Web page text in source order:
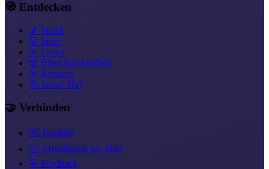
🧭 Entdecken
🎵 Musik
💡 Input
🌱 Leben
📖 Bibel-Konkordanz
🎯 Konzept
🤔 Jesus? Hä?
🤝 Verbinden
✉️ Kontakt
✉️ Ermutigung per Mail
💬 Feedback